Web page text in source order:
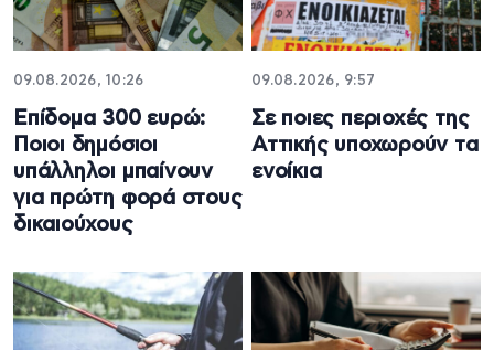
09.08.2026, 10:26
Επίδομα 300 ευρώ:
Ποιοι δημόσιοι
υπάλληλοι μπαίνουν
για πρώτη φορά στους
δικαιούχους
09.08.2026, 9:57
Σε ποιες περιοχές της
Αττικής υποχωρούν τα
ενοίκια